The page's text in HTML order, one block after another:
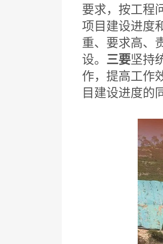
要求，按工程
项目建设进度
重、要求高、
设。 三要坚持
作，提高工作
目建设进度的